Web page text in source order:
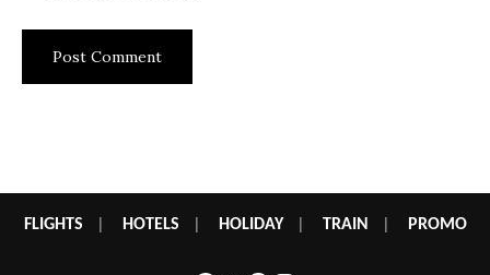
FLIGHTS HOTELS HOLIDAY| TRAIN PROMO